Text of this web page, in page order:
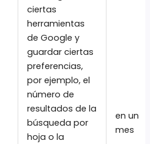
ciertas
herramientas
de Google y
guardar ciertas
preferencias,
por ejemplo, el
número de
resultados de la
búsqueda por
hoja o la
en un
mes